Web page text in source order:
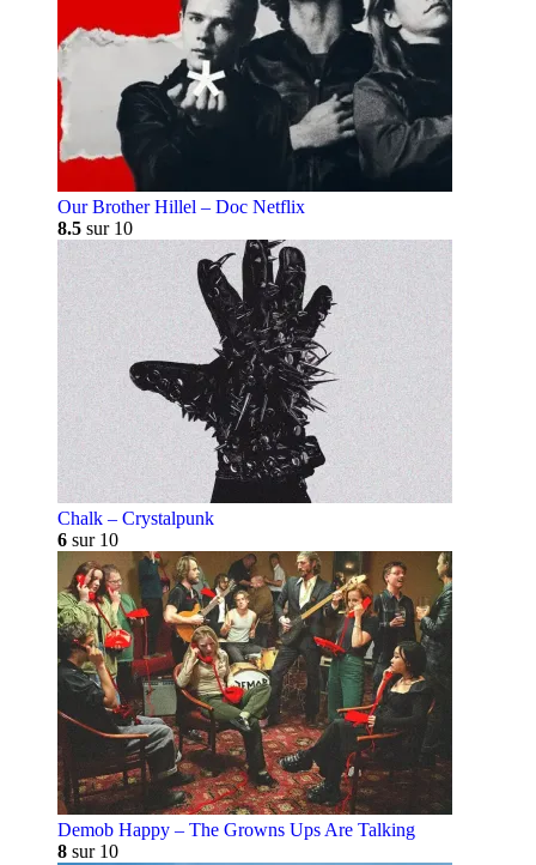
Our Brother Hillel – Doc Netflix
8.5 sur 10
Chalk – Crystalpunk
6 sur 10
Demob Happy – The Growns Ups Are Talking
8 sur 10